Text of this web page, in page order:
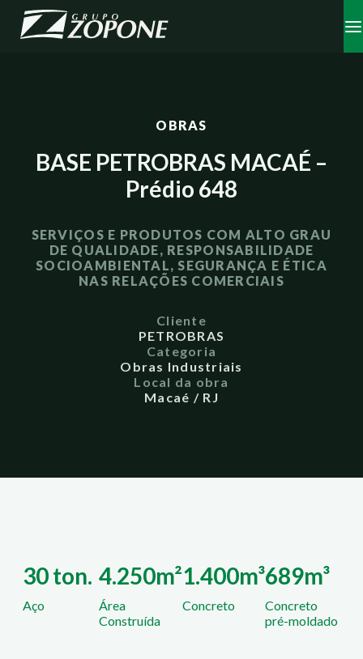
OBRAS
BASE PETROBRAS MACAÉ –
Prédio 648
SERVIÇOS E PRODUTOS COM ALTO GRAU
DE QUALIDADE, RESPONSABILIDADE
SOCIOAMBIENTAL, SEGURANÇA E ÉTICA
NAS RELAÇÕES COMERCIAIS
Cliente
PETROBRAS
Categoria
Obras Industriais
Local da obra
Macaé / RJ
30 ton.
Aço
4.250m²
Área
Construída
1.400m³
Concreto
689m³
Concreto
pré-moldado